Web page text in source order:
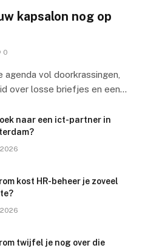
kapsalon nog op
0
vol doorkrassingen,
over losse briefjes en een…
naar een ict-partner in
kost HR-beheer je zoveel
twijfel je nog over die